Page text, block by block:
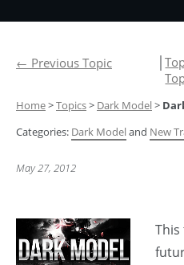
← Previous Topic │
Home>Topics> Dark Model>
Categories: Dark Modeland New
May 27, 2012
This